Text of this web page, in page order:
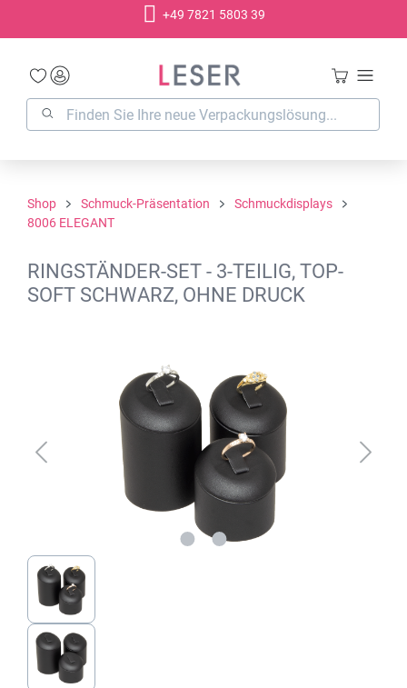
+49 7821 5803 39
Shop Schmuck-Präsentation
Schmuckdisplays
8006 ELEGANT
RINGSTÄNDER-SET - 3-TEILIG, TOP-
SOFT SCHWARZ, OHNE DRUCK